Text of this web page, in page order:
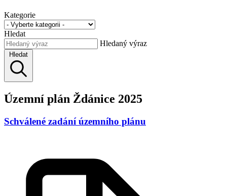
Kategorie
Hledat
Hledaný výraz
Hledat
Územní plán Ždánice 2025
Schválené zadání územního plánu